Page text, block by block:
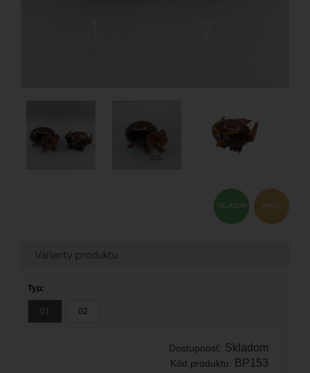
AKCIA
SKLADOM
Varianty produktu:
Typ:
01 02
Dostupnosť: Skladom
Kód produktu: BP153